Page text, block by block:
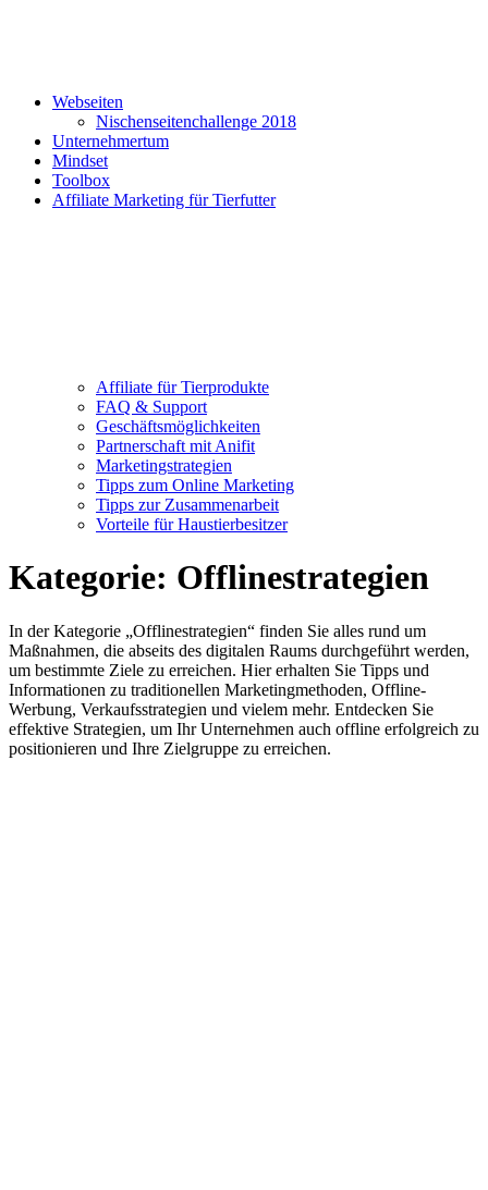
Webseiten
Nischenseitenchallenge 2018
Unternehmertum
Mindset
Toolbox
Affiliate Marketing für Tierfutter
Affiliate für Tierprodukte
FAQ & Support
Geschäftsmöglichkeiten
Partnerschaft mit Anifit
Marketingstrategien
Tipps zum Online Marketing
Tipps zur Zusammenarbeit
Vorteile für Haustierbesitzer
Kategorie: Offlinestrategien
In der Kategorie „Offlinestrategien“ finden Sie alles rund um
Maßnahmen, die abseits des digitalen Raums durchgeführt werden,
um bestimmte Ziele zu erreichen. Hier erhalten Sie Tipps und
Informationen zu traditionellen Marketingmethoden, Offline-
Werbung, Verkaufsstrategien und vielem mehr. Entdecken Sie
effektive Strategien, um Ihr Unternehmen auch offline erfolgreich zu
positionieren und Ihre Zielgruppe zu erreichen.